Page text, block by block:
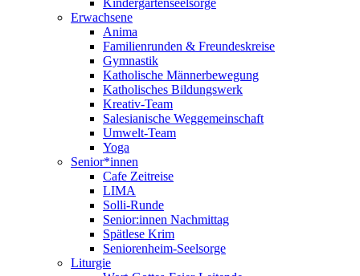
Kindergartenseelsorge
Erwachsene
Anima
Familienrunden & Freundeskreise
Gymnastik
Katholische Männerbewegung
Katholisches Bildungswerk
Kreativ-Team
Salesianische Weggemeinschaft
Umwelt-Team
Yoga
Senior*innen
Cafe Zeitreise
LIMA
Solli-Runde
Senior:innen Nachmittag
Spätlese Krim
Seniorenheim-Seelsorge
Liturgie